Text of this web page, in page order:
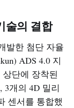
술의 결합
발한 첨단 자율
ADS 4.0 지
단에 장착된
3개의 4D 밀리
센서를 통합했